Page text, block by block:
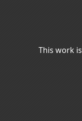
This work